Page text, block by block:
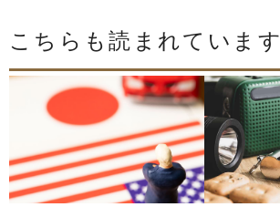
こちらも読まれています